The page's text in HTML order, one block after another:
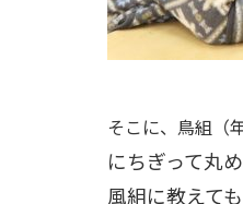
そこに、鳥組（
にちぎって丸
風組に教えて